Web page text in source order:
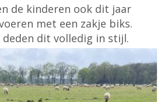
de kinderen ook dit jaar
met een zakje biks.
dit volledig in stijl.